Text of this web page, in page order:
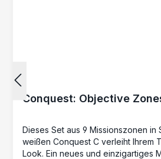
Conquest: Objective
Dieses Set aus 9 Missionszonen in
weißen Conquest C verleiht Ihrem
Look. Ein neues und einzigartiges